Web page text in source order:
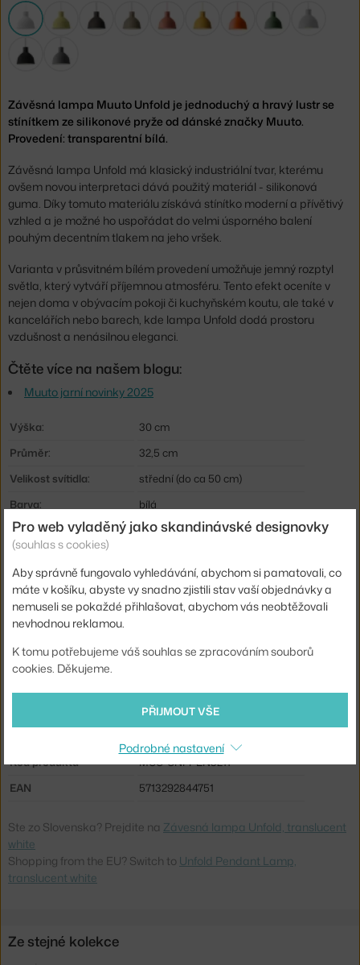
Závěsná lampa Muuto Unfold je jednoduchý a hravý lustr se
stínítkem ze silikonové pryže od dánské značky Muuto.
Provedení: transparentní bílá.
Závěsná lampa Unfold má klasický industriální tvar, kterému
ovšem novou interpretaci dává použitý materiál - silikonová
guma. Díky tomuto materiálu získává stínítko moderní a přívětivý
vzhled a je možné ho uspořádat do velmi úsporného balení
pouhým decentním tlakem na jeho vršek.
Varianta v průsvitném bílém provedení umožňuje jemný rozptyl
světla, který vytváří příjemnou atmosféru. Tento efekt oceníte v
nejen doma v obývacím pokoji či kuchyňském koutu, ale také v
kancelářích nebo barech, kde lampa Unfold dodá prostoru
vzdušnost a nenásilnou eleganci.
Čtěte více na našem blogu:
Muuto jarní novinky 2025
Výška:
30 cm
Průměr:
32,5 cm
Velikost svítidla:
střední (do ca 50 cm)
Barva:
bílá
Materiál:
akrylový difuzér, silikonová guma
Krytí:
IP20
Obsahuje stropní krytku: ano
Patice / zdroj:
E27
ne
Kód produktu
MUU-UNFPEN3211
EAN
5713292844751
Ste zo Slovenska? Prejdite na Závesná lampa Unfold, translucent
white
Shopping from the EU? Switch to Unfold Pendant Lamp,
translucent white
Ze stejné kolekce
Pro web vyladěný jako skandinávské designovky
(souhlas s cookies)
Aby správně fungovalo vyhledávání, abychom si pamatovali, co
máte v košíku, abyste vy snadno zjistili stav vaší objednávky a
nemuseli se pokaždé přihlašovat, abychom vás neobtěžovali
nevhodnou reklamou.
K tomu potřebujeme váš souhlas se zpracováním souborů
cookies. Děkujeme.
PŘIJMOUT VŠE
Podrobné nastavení